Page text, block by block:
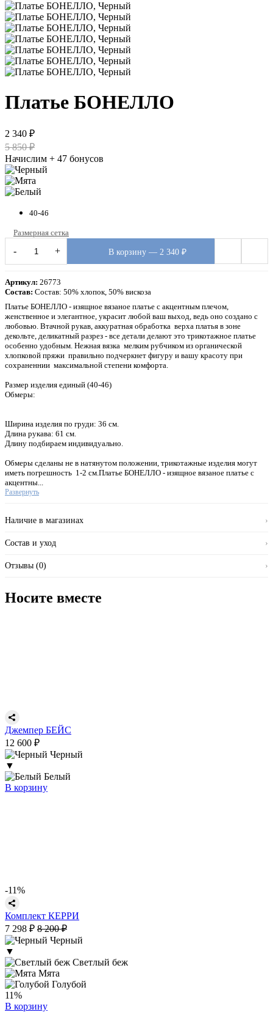
Платье БОНЕЛЛО
2 340 ₽
5 850 ₽
Начислим + 47 бонусов
40-46
Размерная сетка
- + В корзину — 2 340 ₽
Артикул: 26773
Состав: Состав: 50% хлопок, 50% вискоза
Платье БОНЕЛЛО - изящное вязаное платье с акцентным плечом,
женственное и элегантное, украсит любой ваш выход, ведь оно создано с
любовью. Втачной рукав, аккуратная обработка верха платья в зоне
декольте, деликатный разрез - все детали делают это трикотажное платье
особенно удобным. Нежная вязка мелким рубчиком из органической
хлопковой пряжи правильно подчеркнет фигуру и вашу красоту при
сохраненнии максимальной степени комфорта.
Размер изделия единый (40-46)
Обмеры:
Ширина изделия по груди: 36 см.
Длина рукава: 61 см.
Длину подбираем индивидуально.
Обмеры сделаны не в натянутом положении, трикотажные изделия могут
иметь погрешность 1-2 см.Платье БОНЕЛЛО - изящное вязаное платье с
акцентны...
Развернуть
Наличие в магазинах ›
Состав и уход ›
Отзывы (0) ›
Носите вместе
Джемпер БЕЙС
12 600 ₽
Черный
▼
Белый
В корзину
-11%
Комплект КЕРРИ
7 298 ₽ 8 200 ₽
Черный
▼
Светлый беж
Мята
Голубой
11%
В корзину